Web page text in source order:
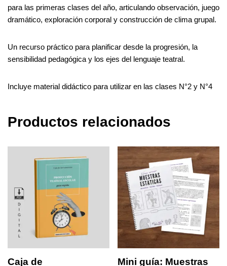
para las primeras clases del año, articulando observación, juego
dramático, exploración corporal y construcción de clima grupal.
Un recurso práctico para planificar desde la progresión, la
sensibilidad pedagógica y los ejes del lenguaje teatral.
Incluye material didáctico para utilizar en las clases N°2 y N°4
Productos relacionados
Caja de
Mini guía: Muestras